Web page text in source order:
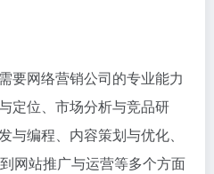
要网络营销公司的专业能力
定位、市场分析与竞品研
与编程、内容策划与优化、
网站推广与运营等多个方面